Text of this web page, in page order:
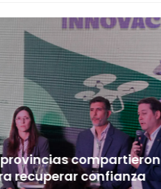
compartieron
recuperar confianza